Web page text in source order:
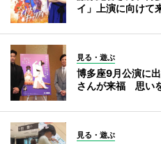
イ」上演に向けて
見る・遊ぶ
博多座9月公演に
さんが来福 思い
見る・遊ぶ